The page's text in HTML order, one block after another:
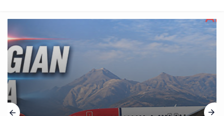
Norwegian Uçağına Polis Müdahalesi